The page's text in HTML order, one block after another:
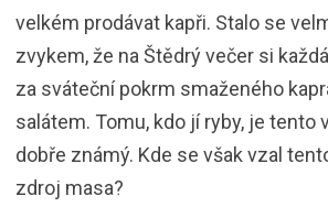
velkém prodávat kapři. Stalo se
zvykem, že na Štědrý večer si
za sváteční pokrm smaženého
salátem. Tomu, kdo jí ryby, je tento
dobře známý. Kde se však vzal
zdroj masa?